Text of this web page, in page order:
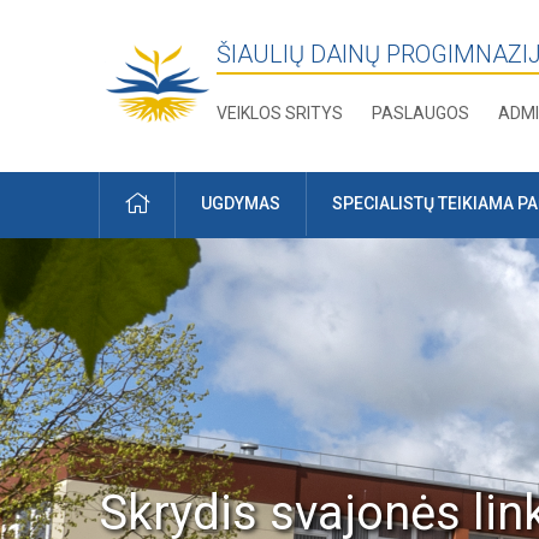
ŠIAULIŲ DAINŲ
VEIKLOS SRITYS PASLAUGOS
PRADŽIAUGDYMAS SPECIALISTŲ TEIKIAMA
Skrydis svajonės